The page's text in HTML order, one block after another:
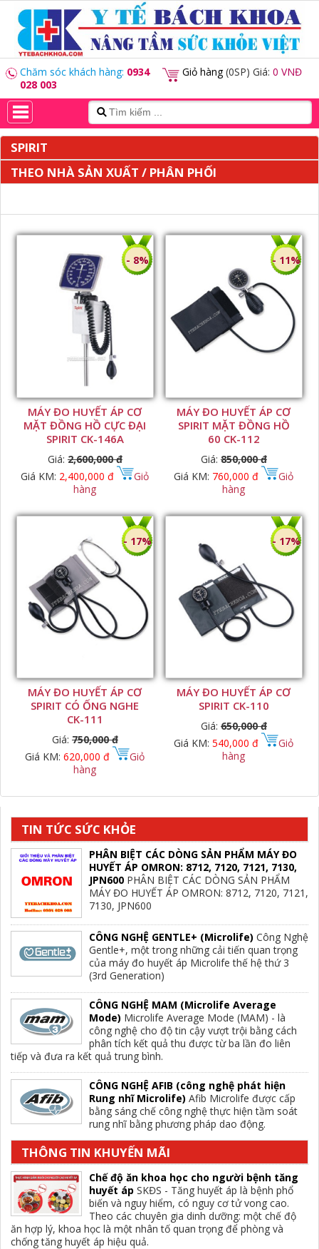
Chăm sóc khách hàng: 0934
028 003
Giỏ hàng(0SP) Giá: 0 VNĐ
SPIRIT
THEO NHÀ SẢN XUẤT / PHÂN PHỐI
MÁY ĐO HUYẾT ÁP CƠ
MẶT ĐỒNG HỒ CỰC ĐẠI
SPIRIT CK-146A
Giá: 2,600,000 đ
Giá KM: 2,400,000 đ
Giỏ
hàng
- 8%
MÁY ĐO HUYẾT ÁP CƠ
SPIRIT MẶT ĐỒNG HỒ
60 CK-112
Giá: 850,000 đ
Giá KM: 760,000 đ
Giỏ
hàng
- 11%
MÁY ĐO HUYẾT ÁP CƠ
SPIRIT CÓ ỐNG NGHE
CK-111
Giá: 750,000 đ
Giá KM:620,000 đ
Giỏ
hàng
- 17%
MÁY ĐO HUYẾT ÁP CƠ
SPIRIT CK-110
Giá: 650,000 đ
Giá KM:540,000 đ
Giỏ
hàng
- 17%
TIN TỨC SỨC KHỎE
PHÂN BIỆT CÁC DÒNG SẢN PHẨM MÁY ĐO
HUYẾT ÁP OMRON: 8712, 7120, 7121, 7130,
JPN600 PHÂN BIỆT CÁC DÒNG SẢN PHẨM
MÁY ĐO HUYẾT ÁP OMRON: 8712, 7120, 7121,
7130, JPN600
CÔNG NGHỆ GENTLE+ (Microlife) Công Nghệ
Gentle+, một trong những cải tiến quan trọng
của máy đo huyết áp Microlife thế hệ thứ 3
(3rd Generation)
CÔNG NGHỆ MAM (Microlife Average
Mode) Microlife Average Mode (MAM) - là
công nghệ cho độ tin cậy vượt trội bằng cách
phân tích kết quả thu được từ ba lần đo liên
tiếp và đưa ra kết quả trung bình.
CÔNG NGHỆ AFIB (công nghệ phát hiện
Rung nhĩ Microlife) Afib Microlife được cấp
bằng sáng chế công nghệ thực hiện tầm soát
rung nhĩ bằng phương pháp dao động.
THÔNG TIN KHUYẾN MÃI
Chế độ ăn khoa học cho người bệnh tăng
huyết áp SKĐS - Tăng huyết áp là bệnh phổ
biến và nguy hiểm, có nguy cơ tử vong cao.
Theo các chuyên gia dinh dưỡng: một chế độ
ăn hợp lý, khoa học là một nhân tố quan trọng để phòng và
chống tăng huyết áp hiệu quả.